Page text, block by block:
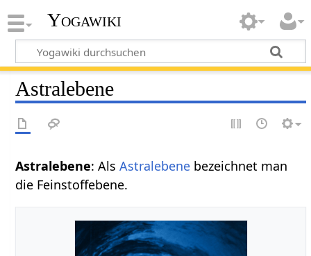
Yogawiki
Astralebene
Astralebene: AlsAstralebene bezeichnet man
die Feinstoffebene.